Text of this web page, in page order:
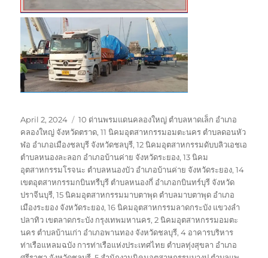
Posted
on
April 2, 2024 Tags
10 ด่านพรมแดนคลองใหญ่ ตำบลหาดเล็ก อำเภอ
คลองใหญ่ จังหวัดตราด,11 นิคมอุตสาหกรรมอมตะนคร ตำบลดอนหัว
ฬอ อำเภอเมืองชลบุรี จังหวัดชลบุรี,12 นิคมอุตสาหกรรมดับบลิวเอชเอ
ตำบลหนองละลอก อำเภอบ้านค่าย จังหวัดระยอง,13 นิคม
อุตสาหกรรมโรจนะ ตำบลหนองบัว อำเภอบ้านค่าย จังหวัดระยอง,14
เขตอุตสาหกรรมกบินทรืบุรี ตำบลหนองกี่ อำเภอกบินทร์บุรี จังหวัด
ปราจีนบุรี,15 นิคมอุตสาหกรรมมาบตาพุด ตำบลมาบตาพุด อำเภอ
เมืองระยอง จังหวัดระยอง,16 นิคมอุตสาหกรรมลาดกระบัง แขวงลำ
ปลาทิว เขตลาดกระบัง กรุงเทพมหานคร,2 นิคมอุตสาหกรรมอมตะ
นคร ตำบลบ้านเก่า อำเภอพานทอง จังหวัดชลบุรี,4 อาคารบริหาร
ท่าเรือแหลมฉบัง การท่าเรือแห่งประเทศไทย ตำบลทุ่งสุขลา อำเภอ